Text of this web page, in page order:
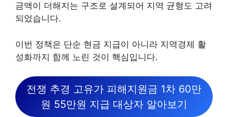
금액이 더해지는 구조로 설계되어 지역 균형도 고려
되었습니다.
이번 정책은 단순 현금 지급이 아니라 지역경제 활
성화까지 함께 노린 것이 핵심입니다.
전쟁 추경 고유가 피해지원금 1차 60만
원 55만원 지급 대상자 알아보기